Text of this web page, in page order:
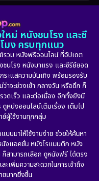
หม่ หนังชนโรง และซี
มง ครบทุกแนว
วม หนังฟรีออนไลน์ ที่อัปเดต
นโรง หนังมาแรง และซีรีย์ยอด
ระแสความบันเทิง พร้อมรองรับ
าจะช่วงเช้า กลางวัน หรือดึก ก็
วดเร็ว และต่อเนื่อง อีกทั้งยังมี
หนังออนไลน์เต็มเรื่อง เต็มไป
ผู้ใช้งานทุกกลุ่ม
บมาให้ใช้งานง่าย ช่วยให้ค้นหา
นังแอคชั่น หนังโรแมนติก หนัง
สามารถเลือก ดูหนังฟรี ได้ตรง
เพิ่มความสะดวกในการเข้าถึง
มากยิ่งขึ้น